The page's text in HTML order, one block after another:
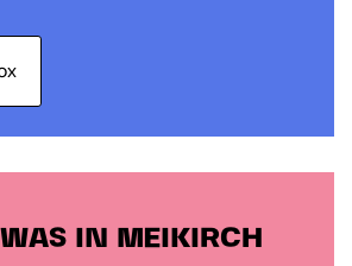
WAS IN MEIKIRCH